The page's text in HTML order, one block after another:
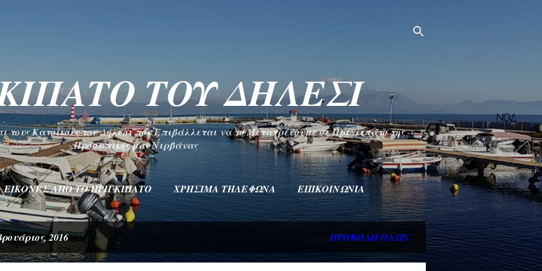
ΤΟΥ ΔΗΛΕΣΙ
τους Κατοίκους του Δήλεσι που Επιβάλλεται να το Μετατρέψουμε σε Πριγκιπάτο της
Προσωπικής μας Νιρβάνας
ΕΙΚΌΝΕΣ ΑΠΌ ΤΟ ΠΡΙΓΚΙΠΆΤΟ ΧΡΉΣΙΜΑ ΤΗΛΈΦΩΝΑ ΕΠΙΚΟΙΝΩΝΊΑ
2016 ΠΡΟΒΟΛΉ ΌΛΩΝ